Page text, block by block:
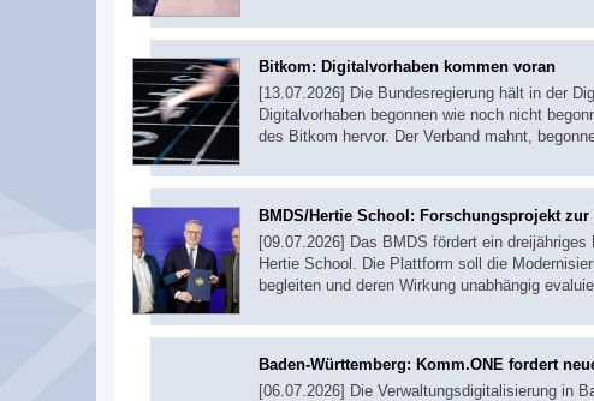
Bitkom: Digitalvorhaben kommen voran
[13.07.2026] Die Bundesregierung hält in der
Digitalvorhaben begonnen wie noch nicht
des Bitkom hervor. Der Verband mahnt,
BMDS/Hertie School: Forschungsprojekt
[09.07.2026] Das BMDS fördert ein
Hertie School. Die Plattform soll die
begleiten und deren Wirkung unabhängig
Baden-Württemberg: Komm.ONE fordert
[06.07.2026] Die Verwaltungsdigitalisierung in